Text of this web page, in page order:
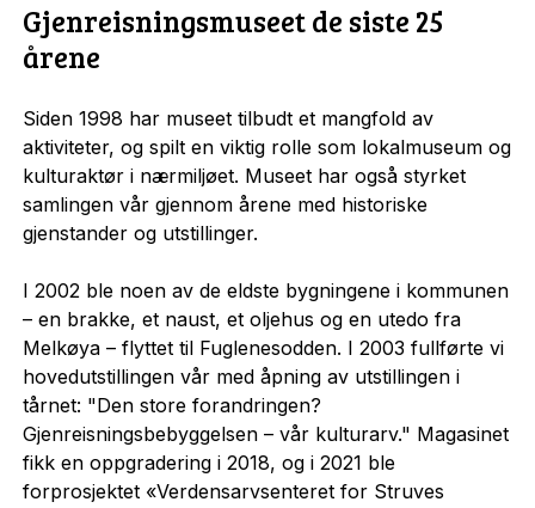
Gjenreisningsmuseet de siste 25
årene
Siden 1998 har museet tilbudt et mangfold av
aktiviteter, og spilt en viktig rolle som lokalmuseum og
kulturaktør i nærmiljøet. Museet har også styrket
samlingen vår gjennom årene med historiske
gjenstander og utstillinger.
I 2002 ble noen av de eldste bygningene i kommunen
– en brakke, et naust, et oljehus og en utedo fra
Melkøya – flyttet til Fuglenesodden. I 2003 fullførte vi
hovedutstillingen vår med åpning av utstillingen i
tårnet: "Den store forandringen?
Gjenreisningsbebyggelsen – vår kulturarv." Magasinet
fikk en oppgradering i 2018, og i 2021 ble
forprosjektet «Verdensarvsenteret for Struves